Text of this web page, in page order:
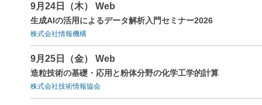
9月24日（木） Web
生成AIの活用によるデータ解析入門セミナー2026
株式会社情報機構
9月25日（金） Web
造粒技術の基礎・応用と粉体分野の化学工学的計算
株式会社技術情報協会